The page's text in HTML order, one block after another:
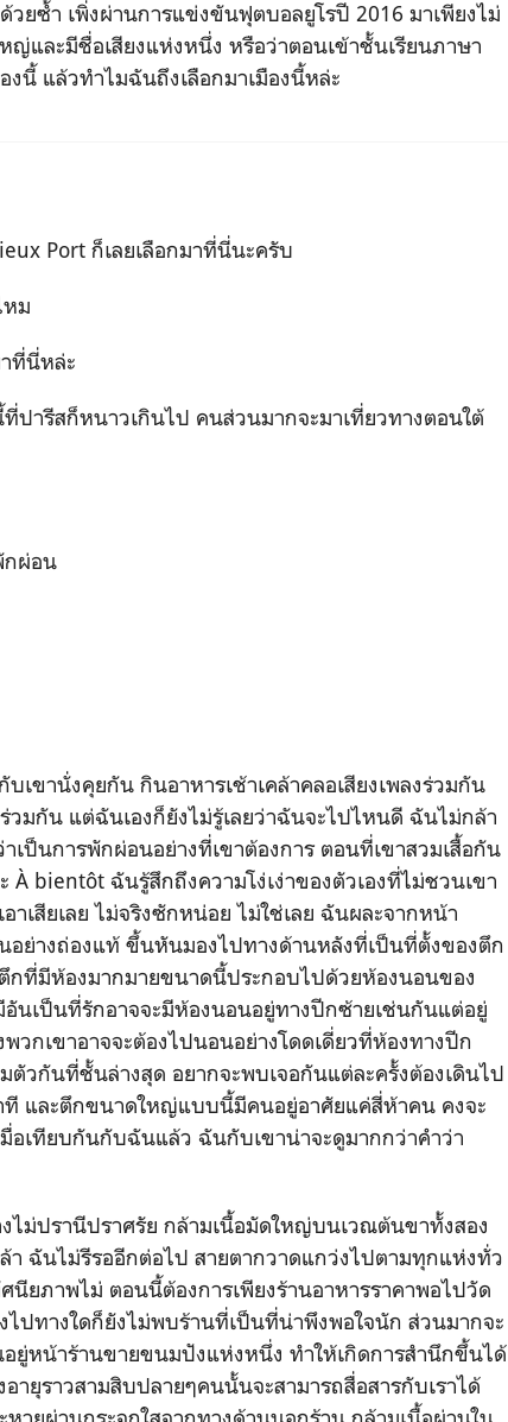
ยซ้ำ เพิ่งผ่านการแข่งขันฟุตบอลยูโรปี 2016 มาเพียงไม่
และมีชื่อเสียงแห่งหนึ่ง หรือว่าตอนเข้าชั้นเรียนภาษา
งนี้ แล้วทำไมฉันถึงเลือกมาเมืองนี้หล่ะ
Port ก็เลยเลือกมาที่นี่นะครับ
ม
นี่หล่ะ
รีสก็หนาวเกินไป คนส่วนมากจะมาเที่ยวทางตอนใต้
ผ่อน
นั่งคุยกัน กินอาหารเช้าเคล้าคลอเสียงเพลงร่วมกัน
วมกัน แต่ฉันเองก็ยังไม่รู้เลยว่าฉันจะไปไหนดี ฉันไม่กล้า
เป็นการพักผ่อนอย่างที่เขาต้องการ ตอนที่เขาสวมเสื้อกัน
bientôt ฉันรู้สึกถึงความโง่เง่าของตัวเองที่ไม่ชวนเขา
าเสียเลย ไม่จริงซักหน่อย ไม่ใช่เลย ฉันผละจากหน้า
อย่างถ่องแท้ ขึ้นหันมองไปทางด้านหลังที่เป็นที่ตั้งของตึก
ที่มีห้องมากมายขนาดนี้ประกอบไปด้วยห้องนอนของ
นเป็นที่รักอาจจะมีห้องนอนอยู่ทางปีกซ้ายเช่นกันแต่อยู่
กเขาอาจจะต้องไปนอนอย่างโดดเดี่ยวที่ห้องทางปีก
ตัวกันที่ชั้นล่างสุด อยากจะพบเจอกันแต่ละครั้งต้องเดินไป
ที และตึกขนาดใหญ่แบบนี้มีคนอยู่อาศัยแค่สี่ห้าคน คงจะ
มื่อเทียบกันกับฉันแล้ว ฉันกับเขาน่าจะดูมากกว่าคำว่า
ปรานีปราศรัย กล้ามเนื้อมัดใหญ่บนเวณต้นขาทั้งสอง
ฉันไม่รีรออีกต่อไป สายตากวาดแกว่งไปตามทุกแห่งทั่ว
ยภาพไม่ ตอนนี้ต้องการเพียงร้านอาหารราคาพอไปวัด
ปทางใดก็ยังไม่พบร้านที่เป็นที่น่าพึงพอใจนัก ส่วนมากจะ
อยู่หน้าร้านขายขนมปังแห่งหนึ่ง ทำให้เกิดการสำนึกขึ้นได้
ายุราวสามสิบปลายๆคนนั้นจะสามารถสื่อสารกับเราได้